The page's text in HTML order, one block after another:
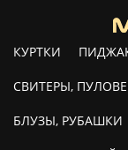
КУРТКИ
СВИТЕРЫ,
БЛУЗЫ, РУБАШКИ